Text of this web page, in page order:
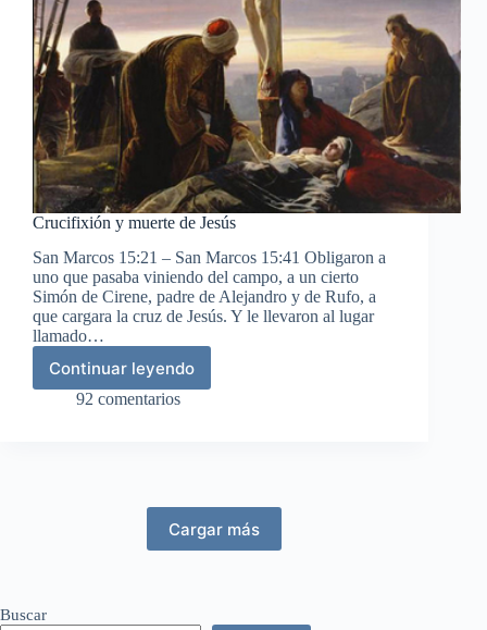
Crucifixión y muerte de Jesús
San Marcos 15:21 – San Marcos 15:41 Obligaron a
uno que pasaba viniendo del campo, a un cierto
Simón de Cirene, padre de Alejandro y de Rufo, a
que cargara la cruz de Jesús. Y le llevaron al lugar
llamado…
Continuar leyendo
Crucifixión
y
92 comentarios
Cargar más
Buscar